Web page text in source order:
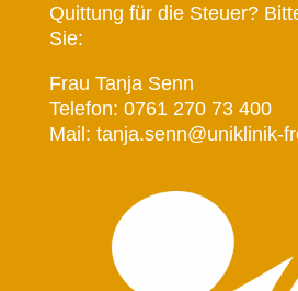
Quittung für die Steuer?
Sie:
Frau Tanja Senn
Telefon: 0761 270 73 400
Mail: tanja.senn@uniklinik-